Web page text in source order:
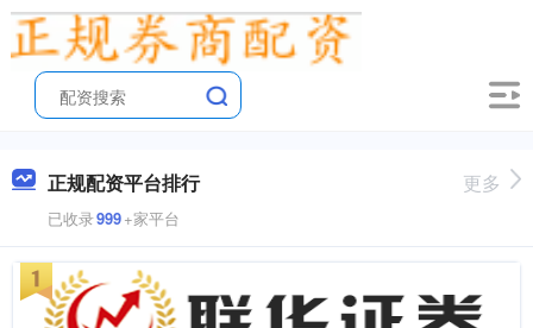
正规配资平台排行
已收录999+家平台
更多